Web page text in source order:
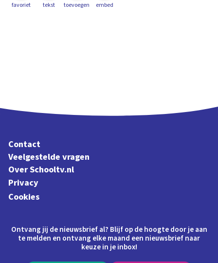
favoriet tekst toevoegen embed
Contact
Veelgestelde vragen
Over Schooltv.nl
Privacy
Cookies
Ontvang jij de nieuwsbrief al? Blijf op de hoogte door je aan
te melden en ontvang elke maand een nieuwsbrief naar
keuze in je inbox!